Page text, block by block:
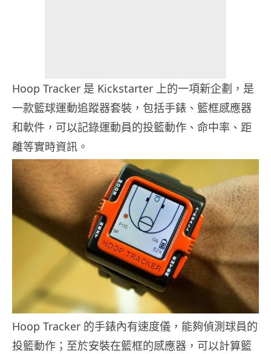
Hoop Tracker 是 Kickstarter 上的一項新企劃，是
一款籃球運動追蹤器套裝，包括手錶、籃框感應器
和軟件，可以記錄運動員的投籃動作、命中率、距
離等實時資訊。
Hoop Tracker 的手錶內有速度儀，能夠偵測球員的
投籃動作；至於安裝在籃框的感應器，可以計算籃